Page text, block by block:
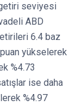
seviyesi
ABD
6.4 baz
yükselerek
%4.73
ise daha
%4.97